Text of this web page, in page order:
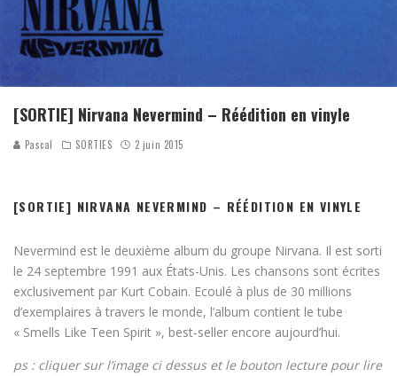
[SORTIE] Nirvana Nevermind – Réédition en vinyle
Pascal SORTIES 2 juin 2015
[SORTIE] NIRVANA NEVERMIND – RÉÉDITION EN VINYLE
Nevermind est le deuxième album du groupe Nirvana. Il est sorti
le 24 septembre 1991 aux États-Unis. Les chansons sont écrites
exclusivement par Kurt Cobain. Ecoulé à plus de 30 millions
d’exemplaires à travers le monde, l’album contient le tube
« Smells Like Teen Spirit », best-seller encore aujourd’hui.
ps : cliquer sur l’image ci dessus et le bouton lecture pour lire